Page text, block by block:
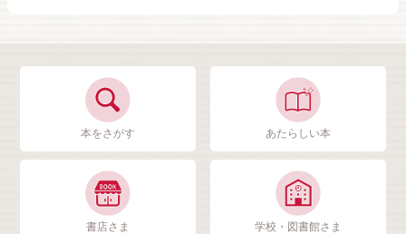
本をさがす あたらしい本
書店さま 学校・図書館さま